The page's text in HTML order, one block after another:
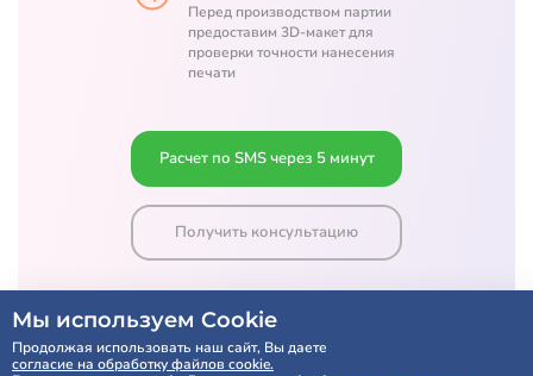
Перед производством партии
предоставим 3D-макет для
проверки точности нанесения
печати
Расчет по SMS через 5 минут
Получить консультацию
Мы используем Cookie
Продолжая использовать наш сайт, Вы даете
согласие на обработку файлов cookie.